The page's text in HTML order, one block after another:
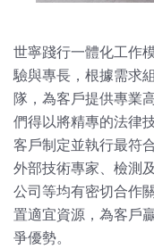
世寧踐行一體化工作
驗與專長，根據需求
隊，為客戶提供專業
們得以將精專的法律
客戶制定並執行最符
外部技術專家、檢測
公司等均有密切合作
置適宜資源，為客戶
爭優勢。